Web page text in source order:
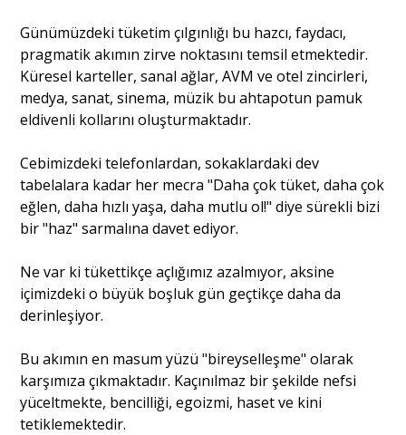
Günümüzdeki tüketim çılgınlığı bu hazcı, faydacı,
pragmatik akımın zirve noktasını temsil etmektedir.
Küresel karteller, sanal ağlar, AVM ve otel zincirleri,
medya, sanat, sinema, müzik bu ahtapotun pamuk
eldivenli kollarını oluşturmaktadır.
Cebimizdeki telefonlardan, sokaklardaki dev
tabelalara kadar her mecra "Daha çok tüket, daha çok
eğlen, daha hızlı yaşa, daha mutlu ol!" diye sürekli bizi
bir "haz" sarmalına davet ediyor.
Ne var ki tükettikçe açlığımız azalmıyor, aksine
içimizdeki o büyük boşluk gün geçtikçe daha da
derinleşiyor.
Bu akımın en masum yüzü "bireyselleşme" olarak
karşımıza çıkmaktadır. Kaçınılmaz bir şekilde nefsi
yüceltmekte, bencilliği, egoizmi, haset ve kini
tetiklemektedir.